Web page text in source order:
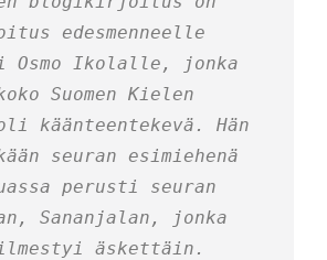
edesmenneelle
Osmo Ikolalle, jonka
Suomen Kielen
käänteentekevä. Hän
seuran esimiehenä
perusti seuran
Sananjalan, jonka
äskettäin.